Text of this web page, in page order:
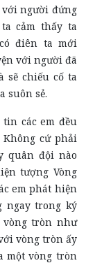
với người đứng
cảm thấy ta
điên ta mới
với người đã
sẽ chiếu cố ta
suôn sẻ.
các em đều
cứ phải
quân đội nào
tượng Vòng
em phát hiện
ngay trong ký
tròn như
vòng tròn ấy
một vòng tròn